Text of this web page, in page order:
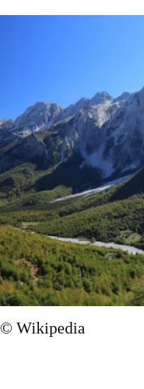
© Wikipedia